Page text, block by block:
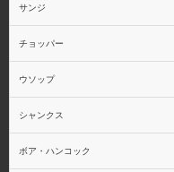
サンジ
チョッパー
ウソップ
シャンクス
ボア・ハンコック